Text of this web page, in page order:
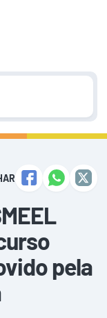
pela